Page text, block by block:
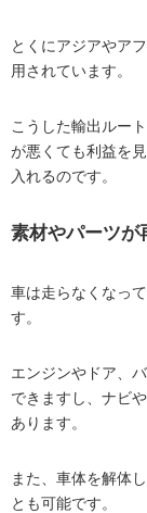
とくにアジアやア
用されています。
こうした輸出ルー
が悪くても利益を
入れるのです。
素材やパーツが
車は走らなくなっ
す。
エンジンやドア、
できますし、ナビ
あります。
また、車体を解体
とも可能です。